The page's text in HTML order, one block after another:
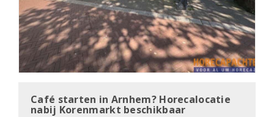
Café starten in Arnhem? Horecalocatie
nabij Korenmarkt beschikbaar